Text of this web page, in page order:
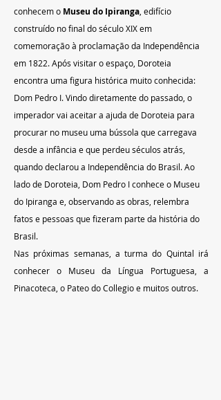
conhecem o Museu do Ipiranga , edifício
construído no final do século XIX em
comemoração à proclamação da Independência
em 1822. Após visitar o espaço, Doroteia
encontra uma figura histórica muito conhecida:
Dom Pedro I. Vindo diretamente do passado, o
imperador vai aceitar a ajuda de Doroteia para
procurar no museu uma bússola que carregava
desde a infância e que perdeu séculos atrás,
quando declarou a Independência do Brasil. Ao
lado de Doroteia, Dom Pedro I conhece o Museu
do Ipiranga e, observando as obras, relembra
fatos e pessoas que fizeram parte da história do
Brasil.
Nas próximas semanas, a turma do Quintal irá
conhecer o Museu da Língua Portuguesa, a
Pinacoteca, o Pateo do Collegio e muitos outros.